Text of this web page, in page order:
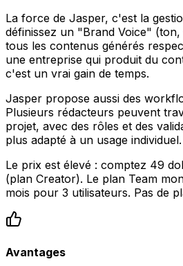
La force de Jasper, c'est la
définissez un "Brand Voice"
tous les contenus générés
une entreprise qui produit du
c'est un vrai gain de temps.
Jasper propose aussi des
Plusieurs rédacteurs peuvent
projet, avec des rôles et des
plus adapté à un usage individuel.
Le prix est élevé : comptez 49
(plan Creator). Le plan Team
mois pour 3 utilisateurs. Pas de
Avantages